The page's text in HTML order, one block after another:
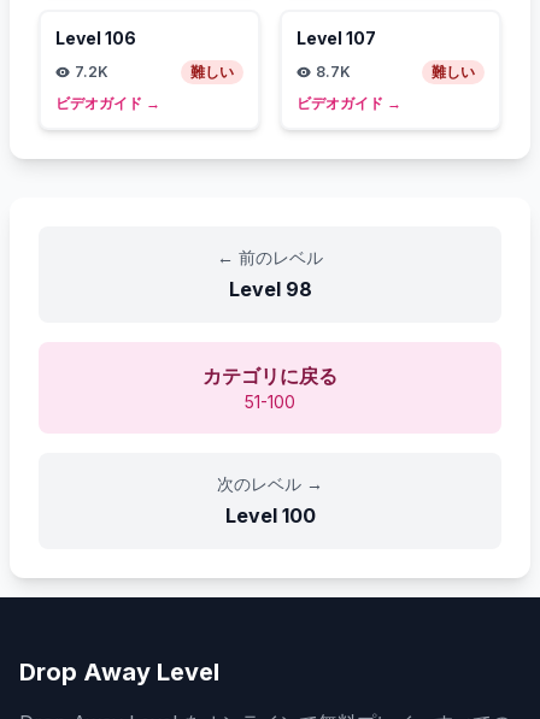
Level 106
7.2K
難しい
ビデオガイド →
Level 107
8.7K
難しい
ビデオガイド →
← 前のレベル
Level 98
カテゴリに戻る
51-100
次のレベル →
Level 100
Drop Away Level